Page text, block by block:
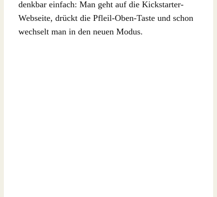
denkbar einfach: Man geht auf die Kickstarter-
Webseite, drückt die Pfleil-Oben-Taste und schon
wechselt man in den neuen Modus.